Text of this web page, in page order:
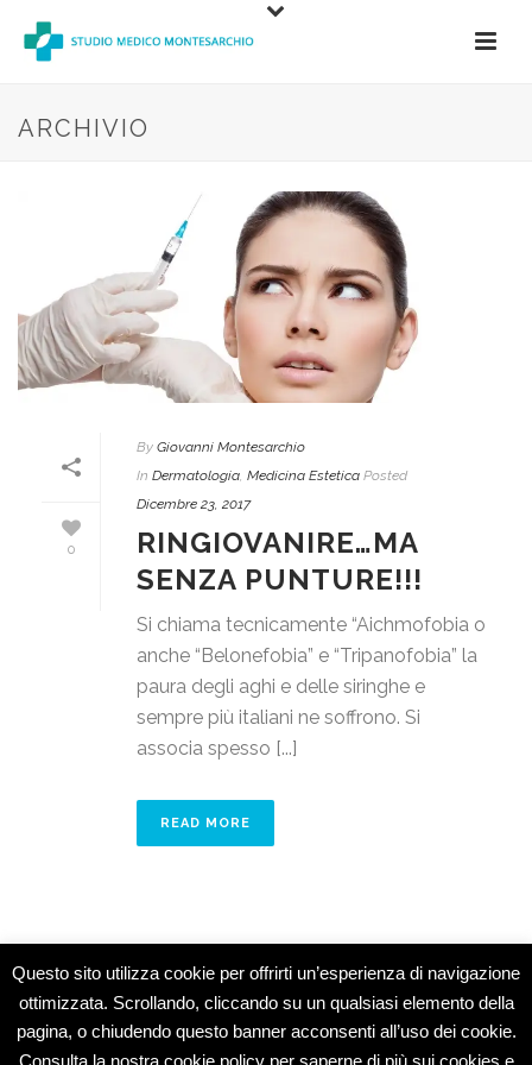
ARCHIVIO
0
By Giovanni Montesarchio
In Dermatologia, Medicina Estetica Posted
Dicembre 23, 2017
RINGIOVANIRE…MA
SENZA PUNTURE!!!
Si chiama tecnicamente “Aichmofobia o
anche “Belonefobia” e “Tripanofobia” la
paura degli aghi e delle siringhe e
sempre più italiani ne soffrono. Si
associa spesso [...]
READ MORE
Studio Medico Montesarchio © 2015 -
Questo sito utilizza cookie per offrirti un’esperienza di navigazione
ottimizzata. Scrollando, cliccando su un qualsiasi elemento della
pagina, o chiudendo questo banner acconsenti all’uso dei cookie.
Consulta la nostra cookie policy per saperne di più sui cookies e